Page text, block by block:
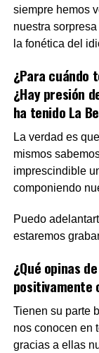
siempre hemos
nuestra
la fonética del
¿Para cuándo
¿Hay presión
ha tenido La
La verdad es
mismos
imprescindible
componiendo
Puedo
estaremos
¿Qué opinas
positivamente
Tienen su parte
nos conocen en
gracias a ellas